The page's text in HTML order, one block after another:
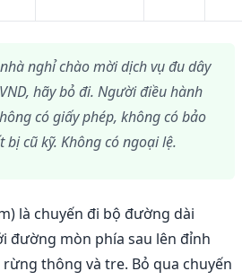
nghỉ chào mời dịch vụ đu dây
hãy bỏ đi. Người điều hành
có giấy phép, không có bảo
cũ kỹ. Không có ngoại lệ.
là chuyến đi bộ đường dài
đường mòn phía sau lên đỉnh
thông và tre. Bỏ qua chuyến